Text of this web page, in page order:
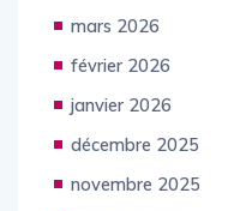
mars 2026
février 2026
janvier 2026
décembre 2025
novembre 2025